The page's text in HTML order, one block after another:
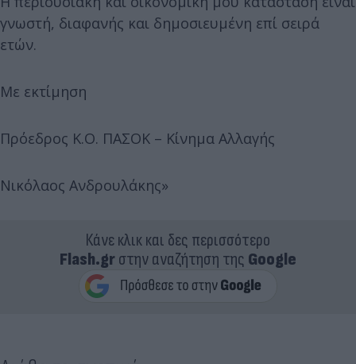
γνωστή, διαφανής και δημοσιευμένη επί σειρά
ετών.
Με εκτίμηση
Πρόεδρος Κ.Ο. ΠΑΣΟΚ – Κίνημα Αλλαγής
Νικόλαος Ανδρουλάκης»
Κάνε κλικ και δες περισσότερο
Flash.grστην αναζήτηση της Google